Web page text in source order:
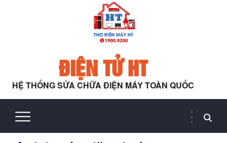
ĐIỆN TỬ HT
HỆ THỐNG SỬA CHỮA ĐIỆN MÁY TOÀN QUỐC